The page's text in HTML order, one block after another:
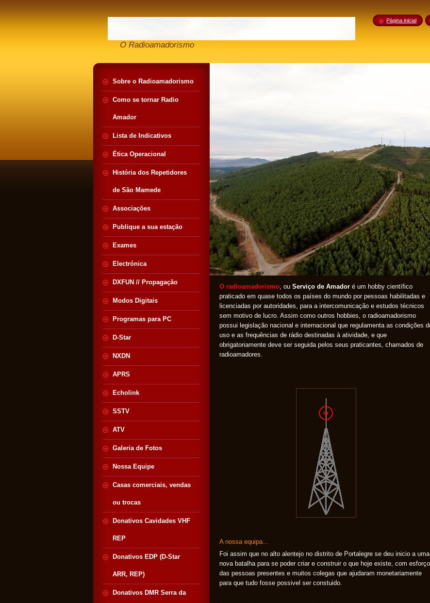
O Radioamadorismo
O radioamadorismo, ou Serviço de Amador é um hobby científico
praticado em quase todos os países do mundo por pessoas habilitadas e
licenciadas por autoridades, para a intercomunicação e estudos técnicos
sem motivo de lucro. Assim como outros hobbies, o radioamadorismo
possui legislação nacional e internacional que regulamenta as condições
uso e as frequências de rádio destinadas à atividade, e que
obrigatoriamente deve ser seguida pelos seus praticantes, chamados de
radioamadores.
A nossa equipa...
Foi assim que no alto alentejo no distrito de Portalegre se deu inicio a uma
nova batalha para se poder criar e construir o que hoje existe, com esforço
das pessoas presentes e muitos colegas que ajudaram monetariamente
para que tudo fosse possivel ser constuido.
Sobre o Radioamadorismo
Como se tornar Radio
Amador
Lista de Indicativos
Ética Operacional
História dos Repetidores
de São Mamede
Associações
Publique a sua estação
Exames
Electrónica
DXFUN // Propagação
Modos Digitais
Programas para PC
D-Star
NXDN
APRS
Echolink
SSTV
ATV
Galeria de Fotos
Nossa Equipe
Casas comerciais, vendas
ou trocas
Donativos Cavidades VHF
REP
Donativos EDP (D-Star
ARR, REP)
Donativos DMR Serra da
Página inicial